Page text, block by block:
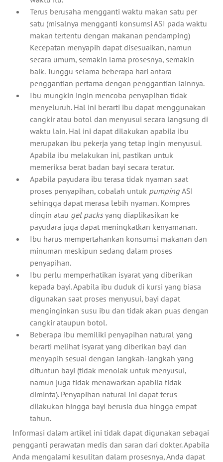
Terus berusaha mengganti waktu makan satu per
satu (misalnya mengganti konsumsi ASI pada waktu
makan tertentu dengan makanan pendamping)
Kecepatan menyapih dapat disesuaikan, namun
secara umum, semakin lama prosesnya, semakin
baik. Tunggu selama beberapa hari antara
penggantian pertama dengan penggantian lainnya.
Ibu mungkin ingin mencoba penyapihan tidak
menyeluruh. Hal ini berarti ibu dapat menggunakan
cangkir atau botol dan menyusui secara langsung di
waktu lain. Hal ini dapat dilakukan apabila ibu
merupakan ibu pekerja yang tetap ingin menyusui.
Apabila ibu melakukan ini, pastikan untuk
memeriksa berat badan bayi secara teratur.
Apabila payudara ibu terasa tidak nyaman saat
proses penyapihan, cobalah untuk pumping ASI
sehingga dapat merasa lebih nyaman. Kompres
dingin atau gel packsyang diaplikasikan ke
payudara juga dapat meningkatkan kenyamanan.
Ibu harus mempertahankan konsumsi makanan dan
minuman meskipun sedang dalam proses
penyapihan.
Ibu perlu memperhatikan isyarat yang diberikan
kepada bayi. Apabila ibu duduk di kursi yang biasa
digunakan saat proses menyusui, bayi dapat
menginginkan susu ibu dan tidak akan puas dengan
cangkir ataupun botol.
Beberapa ibu memiliki penyapihan natural yang
berarti melihat isyarat yang diberikan bayi dan
menyapih sesuai dengan langkah-langkah yang
dituntun bayi (tidak menolak untuk menyusui,
namun juga tidak menawarkan apabila tidak
diminta). Penyapihan natural ini dapat terus
dilakukan hingga bayi berusia dua hingga empat
tahun.
Informasi dalam artikel ini tidak dapat digunakan sebagai
pengganti perawatan medis dan saran dari dokter. Apabila
Anda mengalami kesulitan dalam prosesnya, Anda dapat